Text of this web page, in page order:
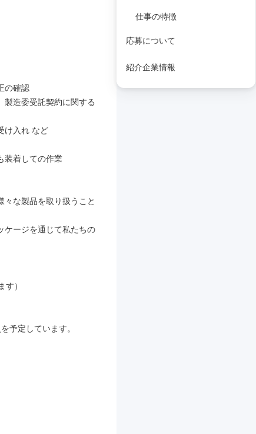
の確認
製造委受託契約に関する
け入れ など
装着しての作業
々な製品を取り扱うこと
ケージを通じて私たちの
す）
予定しています。
仕事の特徴
応募について
紹介企業情報